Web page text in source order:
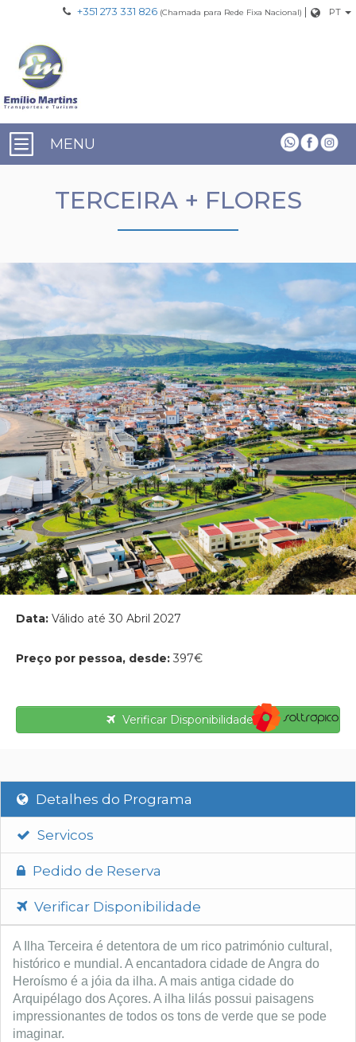
+351 273 331 826 (Chamada para Rede Fixa Nacional) | PT
MENU
TERCEIRA + FLORES
Data: Válido até 30 Abril 2027
Preço por pessoa, desde: 397€
Verificar Disponibilidade
Detalhes do Programa
Servicos
Pedido de Reserva
Verificar Disponibilidade
A Ilha Terceira é detentora de um rico património cultural,
histórico e mundial. A encantadora cidade de Angra do
Heroísmo é a jóia da ilha. A mais antiga cidade do
Arquipélago dos Açores. A ilha lilás possui paisagens
impressionantes de todos os tons de verde que se pode
imaginar.